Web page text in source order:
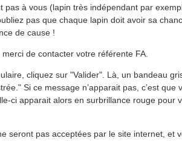
à vous (lapin très indépendant par
pas que chaque lapin doit avoir sa
de cause !
de contacter votre référente FA.
cliquez sur "Valider". Là, un bandeau
Si ce message n’apparait pas, c’est que
ci apparait alors en surbrillance rouge pour
seront pas acceptées par le site internet, et